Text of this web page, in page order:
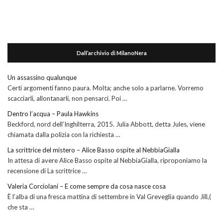
Dall’archivio di MilanoNera
Un assassino qualunque
Certi argomenti fanno paura. Molta; anche solo a parlarne. Vorremo
scacciarli, allontanarli, non pensarci. Poi …
Dentro l’acqua – Paula Hawkins
Beckford, nord dell’Inghilterra, 2015. Julia Abbott, detta Jules, viene
chiamata dalla polizia con la richiesta …
La scrittrice del mistero – Alice Basso ospite al NebbiaGialla
In attesa di avere Alice Basso ospite al NebbiaGialla, riproponiamo la
recensione di La scrittrice …
Valeria Corciolani – E come sempre da cosa nasce cosa
È l’alba di una fresca mattina di settembre in Val Greveglia quando Jill,(
che sta …